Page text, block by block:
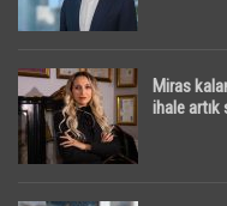
Miras
ihale artık